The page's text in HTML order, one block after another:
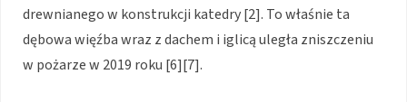
drewnianego w konstrukcji katedry [2]. To właśnie ta
dębowa więźba wraz z dachem i iglicą uległa zniszczeniu
w pożarze w 2019 roku [6][7].